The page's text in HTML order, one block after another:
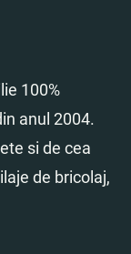
100%
anul 2004.
si de cea
de bricolaj,